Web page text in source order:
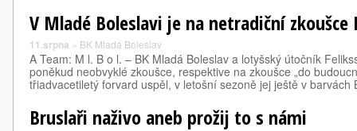
V Mladé Boleslavi je na netradiční zkoušce
11.srpna » BK Mladá Boleslav
A Team: M l. B o l. – BK Mladá Boleslav a lotyšský útočník
poněkud neobvyklé zkoušce, respektive na zkoušce „do
třiadvacetiletý forvard uspěl, v letošní sezoně jej ještě v
Bruslaři naživo aneb prožij to s námi